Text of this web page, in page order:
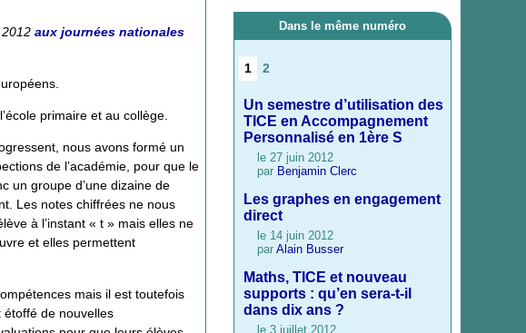
aux journées nationales
primaire et au collège.
nous avons formé un
de l’académie, pour que le
un groupe d’une dizaine de
Les notes chiffrées ne nous
à l’instant « t » mais elles ne
et elles permettent
mais il est toutefois
étoffé de nouvelles
Dans le même numéro
1 2
Un semestre d’utilisation des
TICE en Accompagnement
Personnalisé en 1ère S
le 27 juin 2012
par Benjamin Clerc
Les graphes en engagement
direct
le 14 juin 2012
par Alain Busser
Maths, TICE et nouveau
supports : qu’en sera-t-il
dans dix ans ?
le 3 juillet 2012